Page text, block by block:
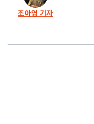
조아영 기자